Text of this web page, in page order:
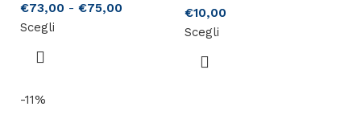
€73,00 - €75,00
Scegli
€10,00
Scegli
-11%